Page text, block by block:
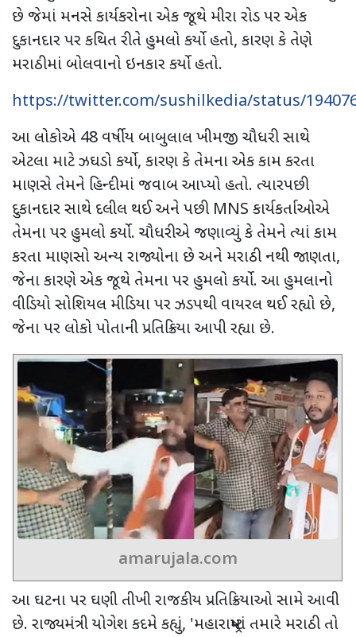
છે જેમાં મનસે કાર્યકરોના એક જૂથે મીરા રોડ પર એક
દુકાનદાર પર કથિત રીતે હુમલો કર્યો હતો, કારણ કે તેણે
મરાઠીમાં બોલવાનો ઇનકાર કર્યો હતો.
https://twitter.com/sushilkedia/status/
આ લોકોએ 48 વર્ષીય બાબુલાલ ખીમજી ચૌધરી સાથે
એટલા માટે ઝઘડો કર્યો, કારણ કે તેમના એક કામ કરતા
માણસે તેમને હિન્દીમાં જવાબ આપ્યો હતો. ત્યારપછી
દુકાનદાર સાથે દલીલ થઈ અને પછી MNS કાર્યકર્તાઓએ
તેમના પર હુમલો કર્યો. ચૌધરીએ જણાવ્યું કે તેમને ત્યાં કામ
કરતા માણસો અન્ય રાજ્યોના છે અને મરાઠી નથી જાણતા,
જેના કારણે એક જૂથે તેમના પર હુમલો કર્યો. આ હુમલાનો
વીડિયો સોશિયલ મીડિયા પર ઝડપથી વાયરલ થઈ રહ્યો છે,
જેના પર લોકો પોતાની પ્રતિક્રિયા આપી રહ્યા છે.
amarujala.com
આ ઘટના પર ઘણી તીખી રાજકીય પ્રતિક્રિયાઓ સામે આવી
છે. રાજ્યમંત્રી યોગેશ કદમે કહ્યું, 'મહારાષ્ટ્રમાં તમારે મરાઠી તો